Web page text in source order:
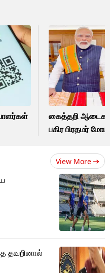
கைத்தறி
பகிர பிரதமர்
View More
தவறினால்